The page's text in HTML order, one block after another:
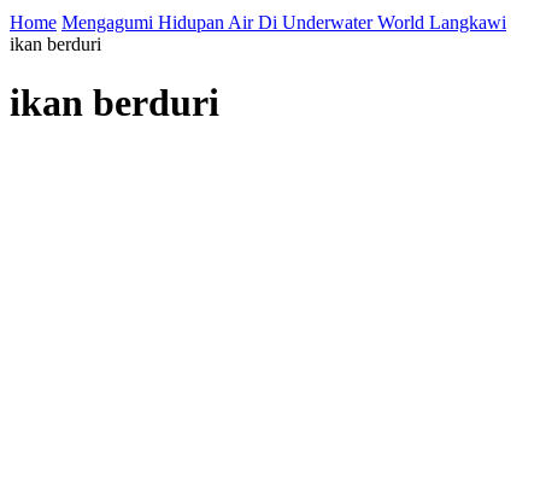
Home Mengagumi Hidupan Air Di Underwater World Langkawi
ikan berduri
ikan berduri